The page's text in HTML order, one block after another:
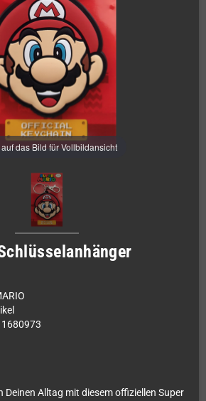
das Bild für Vollbildansicht
Deinen Alltag mit diesem offiziellen Super